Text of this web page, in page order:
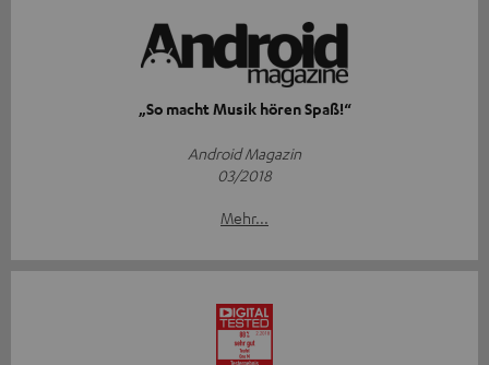
„So macht Musik hören Spaß!“
Android Magazin
03/2018
Mehr...